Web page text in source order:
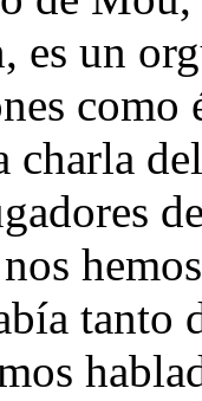
es un
charla
tanto